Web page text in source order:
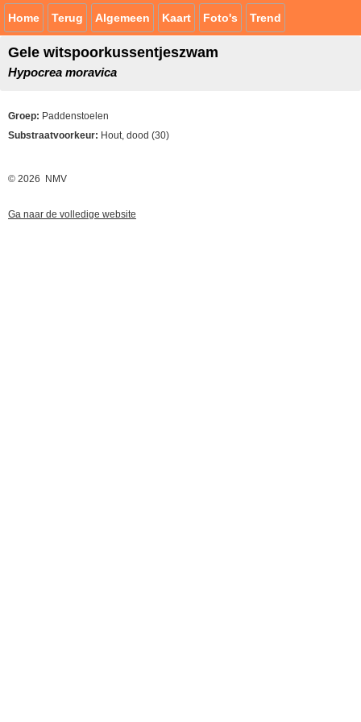
Home Terug Algemeen Kaart Foto's Trend
Gele witspoorkussentjeszwam
Hypocrea moravica
Groep: Paddenstoelen
Substraatvoorkeur: Hout, dood (30)
© 2026 NMV
Ga naar de volledige website